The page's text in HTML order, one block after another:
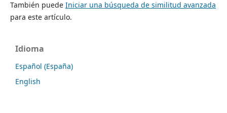
También puede Iniciar una búsqueda de similitud avanzada
para este artículo.
Idioma
Español (España)
English